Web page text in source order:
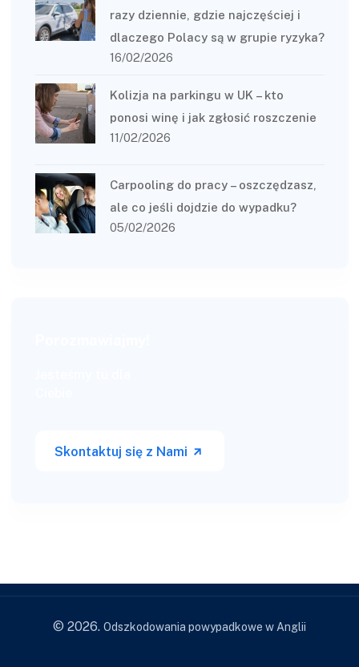
razy dziennie, gdzie najczęściej i
dlaczego Polacy są w grupie ryzyka?
16/02/2026
Kolizja na parkingu w UK – kto
ponosi winę i jak zgłosić roszczenie
11/02/2026
Carpooling do pracy – oszczędzasz,
ale co jeśli dojdzie do wypadku?
05/02/2026
Skontaktuj się z Nami
© 2026. Odszkodowania powypadkowe w Anglii